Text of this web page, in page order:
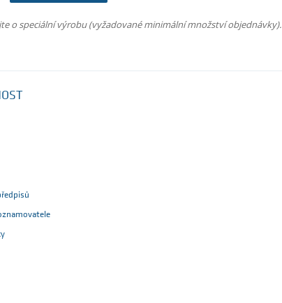
o speciální výrobu (vyžadované minimální množství objednávky).